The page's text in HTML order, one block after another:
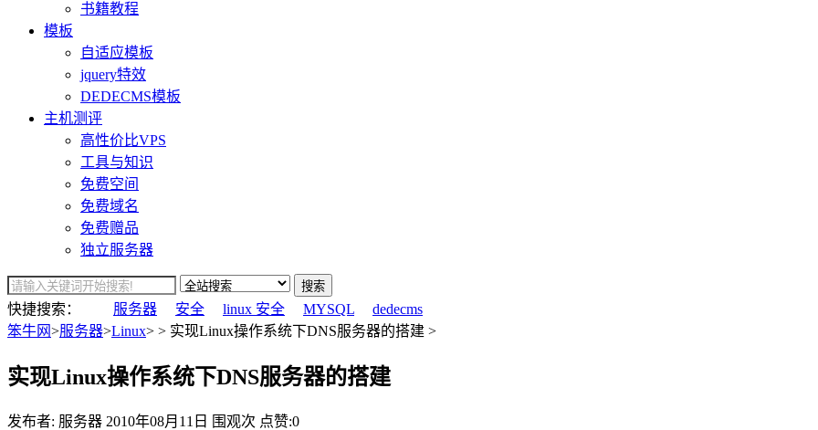
书籍教程
模板
自适应模板
jquery特效
DEDECMS模板
主机测评
高性价比VPS
工具与知识
免费空间
免费域名
免费赠品
独立服务器
搜索
快捷搜索： 服务器 安全 linux 安全 MYSQL
dedecms
笨牛网>服务器>Linux> > 实现Linux操作系统下DNS服务器的搭建 >
实现Linux操作系统下DNS服务器的搭建
发布者: 服务器 2010年08月11日 围观次 点赞:0